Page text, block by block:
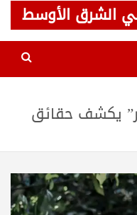
الشرق الأوسط
يكشف حقائق